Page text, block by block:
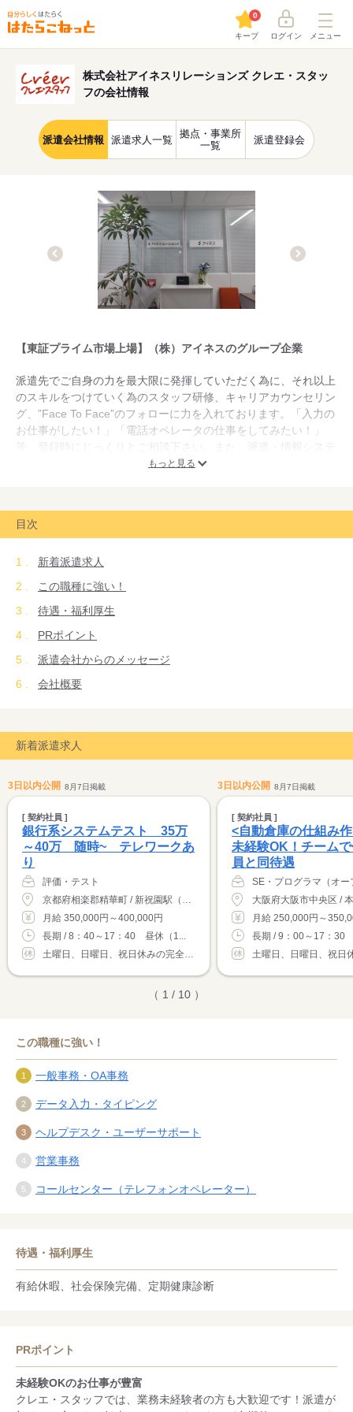
キープ
0
ログイン メニュー
株式会社アイネスリレーションズ クレエ・スタッ
フの会社情報
派遣会社情報 派遣求人一覧
拠点・事業所
一覧
派遣登録会
【東証プライム市場上場】（株）アイネスのグループ企業
派遣先でご自身の力を最大限に発揮していただく為に、それ以上
のスキルをつけていく為のスタッフ研修、キャリアカウンセリン
グ、”Face To Face”のフォローに力を入れております。「入力の
お仕事がしたい！」「電話オペレータの仕事をしてみたい！」
等、登録時にじっくりとご相談下さい。また、派遣・情報システ
ム開発・データエントリーの三事業を柱にアウトソーシングを得
人同じ職場で働いております。その点でも安心して働いていただ
けます。
もっと見る
目次
新着派遣求人
この職種に強い！
待遇・福利厚生
PRポイント
派遣会社からのメッセージ
会社概要
新着派遣求人
3日以内公開 8月7日掲載
[ 契約社員 ]
銀行系システムテスト 35万
～40万 随時~ テレワークあ
り
評価・テスト
京都府相楽郡精華町 / 新祝園駅（バス7分）
月給 350,000円～400,000円
長期 / 8：40～17：40 昼休（1...
土曜日、日曜日、祝日休みの完全週休2日制...
3日以内公開 8月7日掲載
[ 契約社員 ]
<自動倉庫の仕組み
未経験OK！チーム
員と同待遇
SE・プログラマ（オー
月給 250,000円～
長期 / 9：00～17：30
（ 1 / 10 ）
この職種に強い！
一般事務・OA事務
データ入力・タイピング
ヘルプデスク・ユーザーサポート
営業事務
コールセンター（テレフォンオペレーター）
待遇・福利厚生
有給休暇、社会保険完備、定期健康診断
PRポイント
未経験OKのお仕事が豊富
クレエ・スタッフでは、業務未経験者の方も大歓迎です！派遣が